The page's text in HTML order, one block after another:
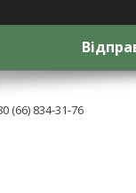
(66) 834-31-76